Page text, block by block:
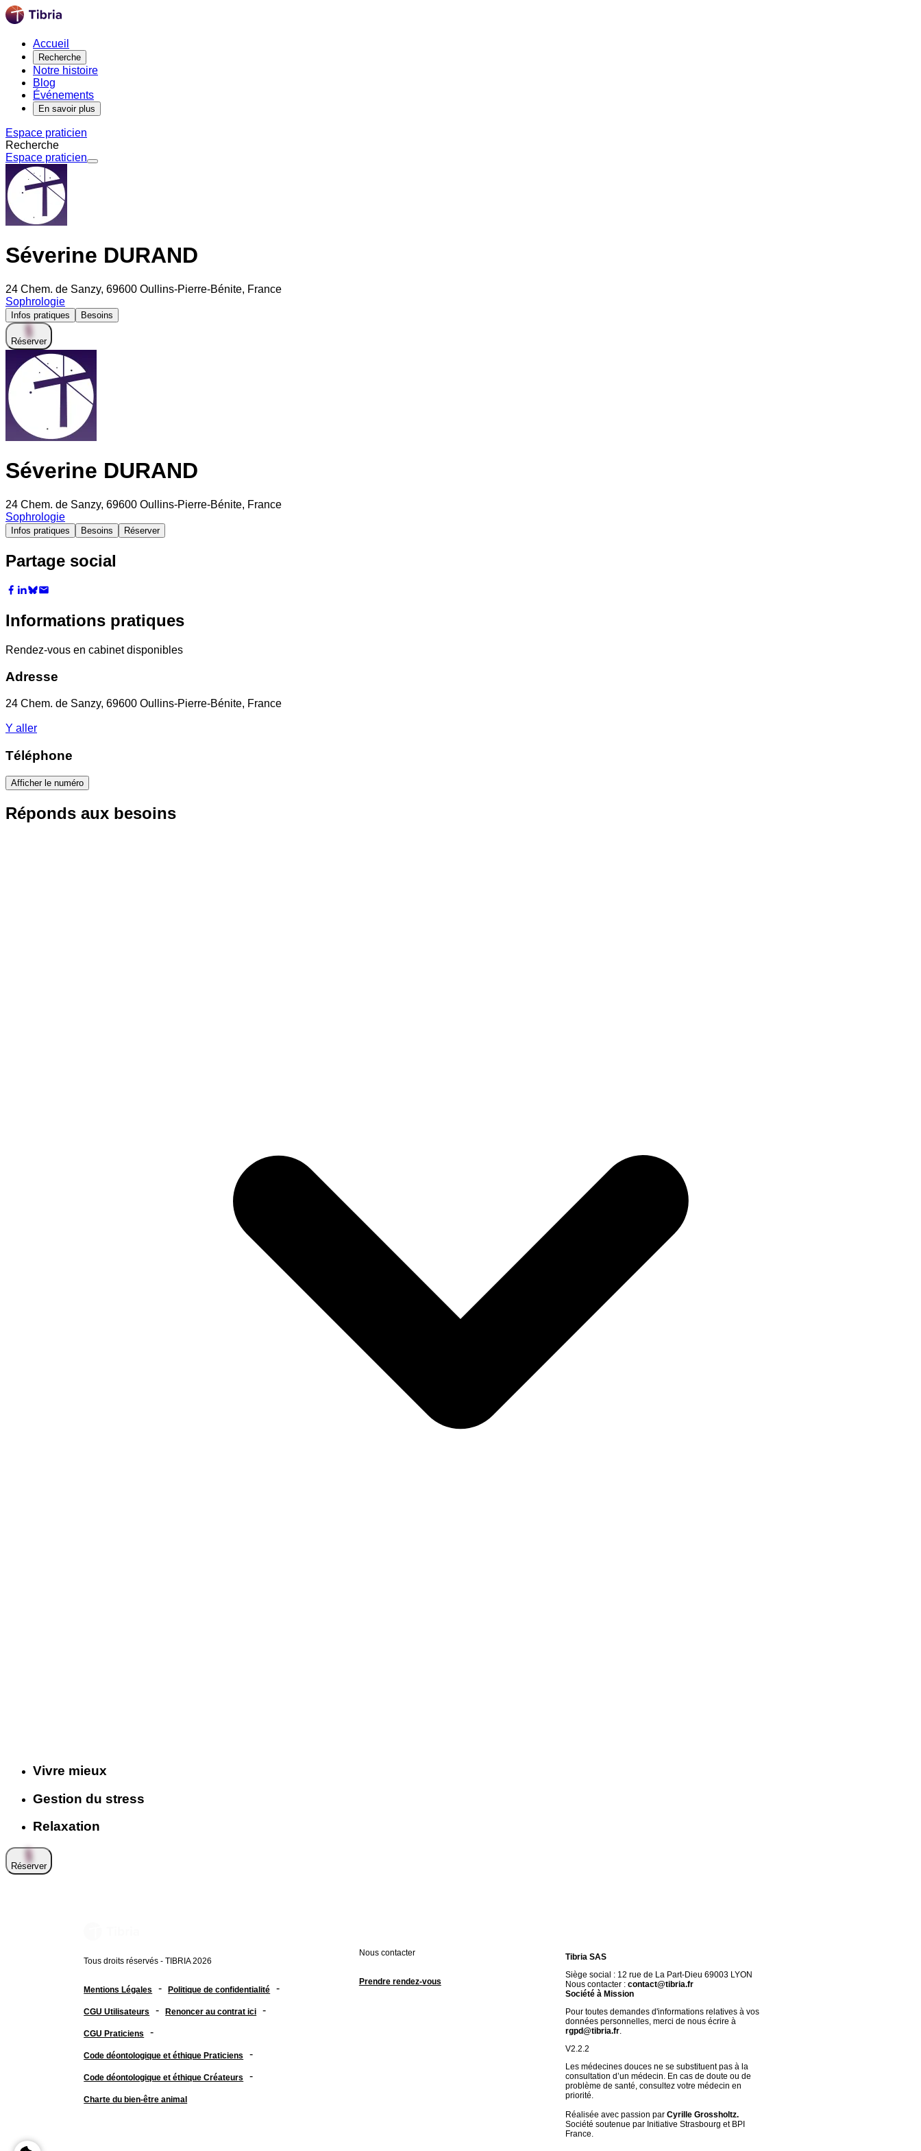
Accueil
Recherche
Notre histoire
Blog
Événements
En savoir plus
Espace praticien
Recherche
Espace praticien
Séverine DURAND
24 Chem. de Sanzy, 69600 Oullins-Pierre-Bénite, France
Sophrologie
Infos pratiques Besoins
Réserver
Séverine DURAND
24 Chem. de Sanzy, 69600 Oullins-Pierre-Bénite, France
Sophrologie
Infos pratiques Besoins Réserver
Partage social
Informations pratiques
Rendez-vous en cabinet disponibles
Adresse
24 Chem. de Sanzy, 69600 Oullins-Pierre-Bénite, France
Y aller
Téléphone
Afficher le numéro
Réponds aux besoins
Vivre mieux
Gestion du stress
Relaxation
Réserver
Tous droits réservés - TIBRIA 2026
Mentions Légales - Politique de confidentialité -
CGU Utilisateurs - Renoncer au contrat ici -
CGU Praticiens -
Code déontologique et éthique Praticiens -
Code déontologique et éthique Créateurs -
Charte du bien-être animal
Nous contacter
Prendre rendez-vous
Tibria SAS
Siège social : 12 rue de La Part-Dieu 69003 LYON
Nous contacter :contact@tibria.fr
Société à Mission
Pour toutes demandes d'informations relatives à vos
données personnelles, merci de nous écrire à
rgpd@tibria.fr.
V2.2.2
Les médecines douces ne se substituent pas à la
consultation d’un médecin. En cas de doute ou de
problème de santé, consultez votre médecin en
priorité.
Réalisée avec passion parCyrille Grossholtz.
Société soutenue par Initiative Strasbourg et BPI
France.